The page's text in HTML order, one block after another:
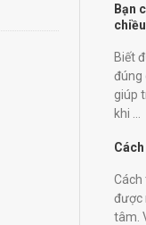
Bạn
Biết
đúng
giúp
khi ...
Cách
được
tâm.